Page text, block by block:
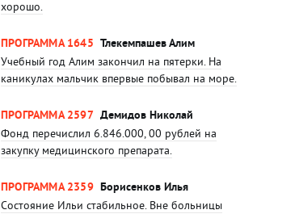
хорошо.
ПРОГРАММА 1645 Тлекемпашев Алим
Учебный год Алим закончил на пятерки. На
каникулах мальчик впервые побывал на море.
ПРОГРАММА 2597 Демидов Николай
Фонд перечислил 6.846.000, 00 рублей на
закупку медицинского препарата.
ПРОГРАММА 2359 Борисенков Илья
Состояние Ильи стабильное. Вне больницы